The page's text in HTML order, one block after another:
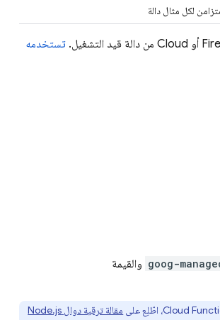
تستخدمه
goog- والقيمة
Cloud، اطّلِع على
مقالة ترقية دوال Node.js